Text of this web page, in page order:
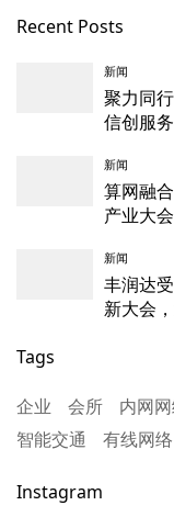
Recent Posts
新闻
聚力同
信创服
新闻
算网融
产业大会
新闻
丰润达
新大会
Tags
企业 会所 内网
智能交通
有线网络
Instagram